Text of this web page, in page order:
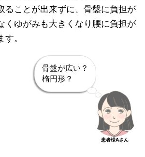
ることが出来ずに、骨盤に負担が
くゆがみも大きくなり腰に負担が
。
骨盤が広い？
楕円形？
患者様Aさん